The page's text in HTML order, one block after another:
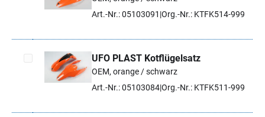
Artikel auswählenArt.-Nr.: 05103091 Org.-Nr.: KTFK514-999
Artikel auswählen
UFO PLAST Kotflügelsatz
OEM, orange / schwarz
Art.-Nr.: 05103084Org.-Nr.: KTFK511-999